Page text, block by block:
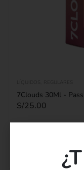
7Clouds 30Ml -
S/25.00